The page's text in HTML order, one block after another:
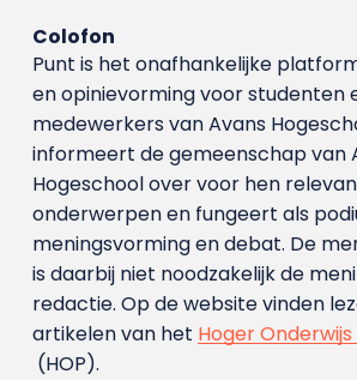
Colofon
Punt is het onafhankelijke
en opinievorming voor studenten
medewerkers van Avans
informeert de gemeenschap van
Hogeschool over voor hen
onderwerpen en fungeert als
meningsvorming en debat. De
is daarbij niet noodzakelijk de
redactie. Op de website vinden
artikelen van het Hoger
(HOP).